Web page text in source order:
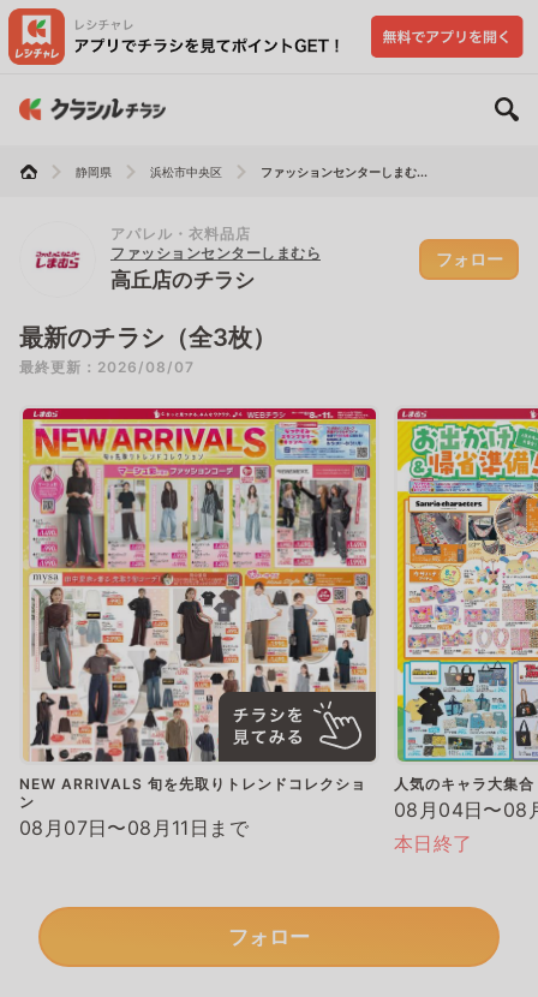
静岡県 浜松市中央区 ファッションセンターしまむ...
アパレル・衣料品店
ファッションセンターしまむら
高丘店のチラシ
フォロー
最新のチラシ（全3枚）
最終更新：2026/08/07
NEW ARRIVALS 旬を先取りトレンドコレクショ
ン
08月07日〜08月11日まで
人気のキャラ大集
08月04日〜08
本日終了
フォロー